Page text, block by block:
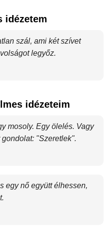
idézetem
szál, ami két szívet
legyőz.
idézeteim
mosoly. Egy ölelés. Vagy
"Szeretlek".
egy nő együtt élhessen,